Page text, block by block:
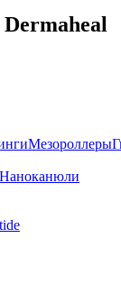
Мезороллеры
Наноканюли